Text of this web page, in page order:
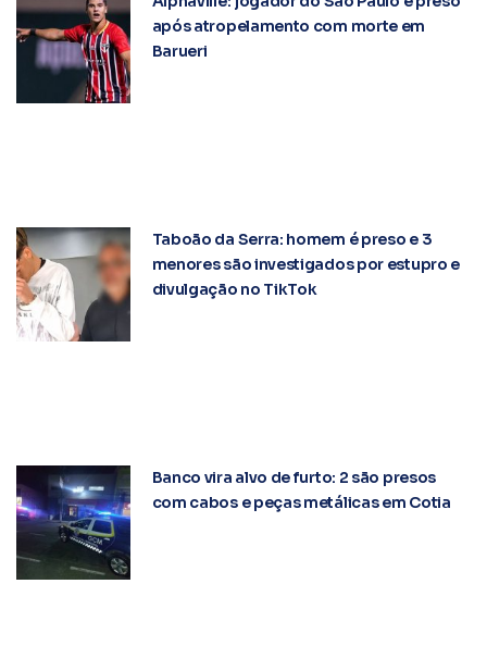
após atropelamento com morte em
Barueri
Taboão da Serra: homem é preso e 3
menores são investigados por estupro e
divulgação no TikTok
Banco vira alvo de furto: 2 são presos
com cabos e peças metálicas em Cotia